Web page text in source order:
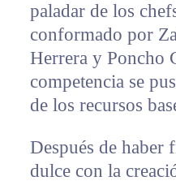
paladar de los
conformado por
Herrera y Poncho
competencia se
de los recursos
Después de haber
dulce con la